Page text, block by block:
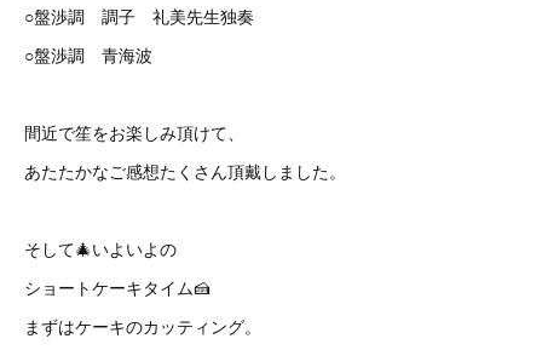
○盤渉調 調子 礼美先生独奏
○盤渉調 青海波
間近で笙をお楽しみ頂けて、
あたたかなご感想たくさん頂戴しました。
そして🎄いよいよの
ショートケーキタイム🍰
まずはケーキのカッティング。